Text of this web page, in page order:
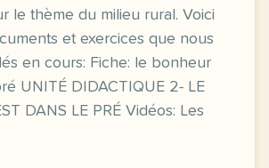
le thème du milieu rural. Voici
et exercices que nous
en cours: Fiche: le bonheur
UNITÉ DIDACTIQUE 2- LE
DANS LE PRÉ Vidéos: Les